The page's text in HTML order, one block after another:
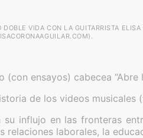
VIDA CON LA GUITARRISTA ELISA
(con ensayos) cabecea
de los videos
su influjo en las fronteras
relaciones laborales, la